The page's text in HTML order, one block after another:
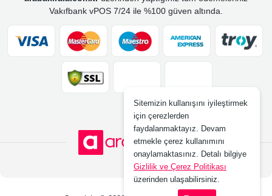
Vakıfbank vPOS 7/24 ile %100 güven altında.
Sitemizin kullanışını iyileştirmek
için çerezlerden
faydalanmaktayız. Devam
etmekle çerez kullanımını
onaylamaktasınız. Detalı bilgiye
Gizlilik ve Çerez Politikası
üzerinden ulaşabilirsiniz.